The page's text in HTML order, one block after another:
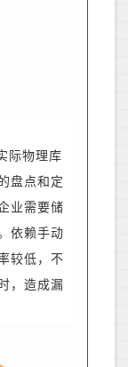
际物理库
盘点和定
业需要储
依赖手动
较低，不
，造成漏